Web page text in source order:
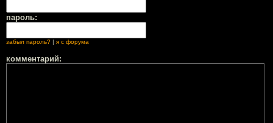
пароль:
забыл пароль? | я с форума
комментарий: